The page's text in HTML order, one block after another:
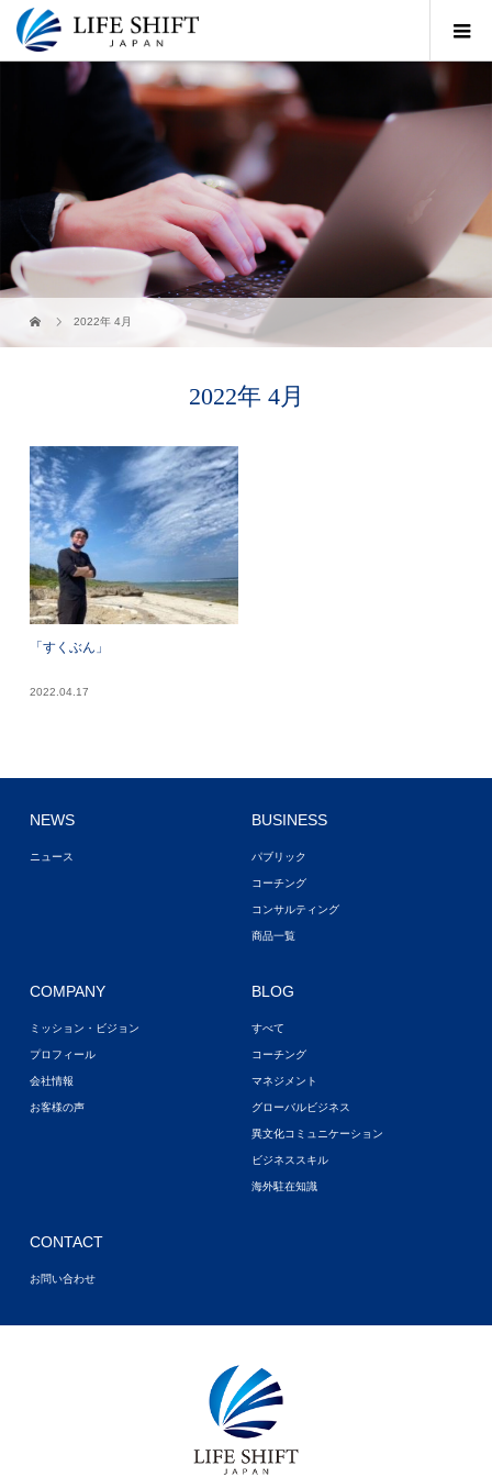
2022年 4月
2022年 4月
「すくぶん」
2022.04.17
NEWS
ニュース
BUSINESS
パブリック
コーチング
コンサルティング
商品一覧
COMPANY
ミッション・ビジョン
プロフィール
会社情報
お客様の声
BLOG
すべて
コーチング
マネジメント
グローバルビジネス
異文化コミュニケーション
ビジネススキル
海外駐在知識
CONTACT
お問い合わせ